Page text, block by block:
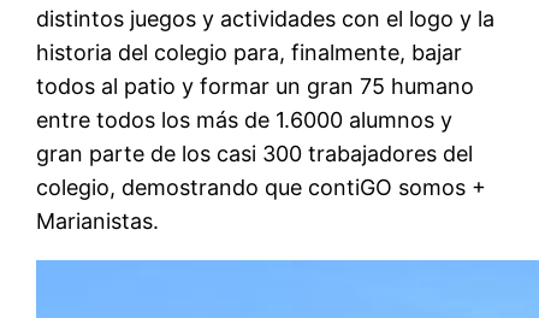
distintos juegos y actividades con el logo y la
historia del colegio para, finalmente, bajar
todos al patio y formar un gran 75 humano
entre todos los más de 1.6000 alumnos y
gran parte de los casi 300 trabajadores del
colegio, demostrando que contiGO somos +
Marianistas.